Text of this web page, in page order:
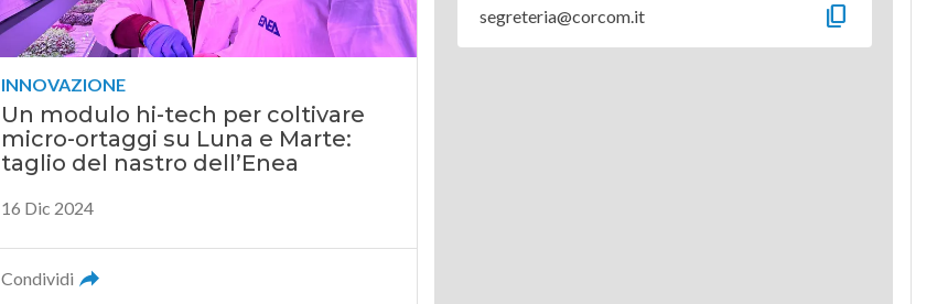
INNOVAZIONE
Un modulo hi-tech per coltivare
micro-ortaggi su Luna e Marte:
taglio del nastro dell’Enea
16 Dic 2024
Condividi
segreteria@corcom.it content_copy